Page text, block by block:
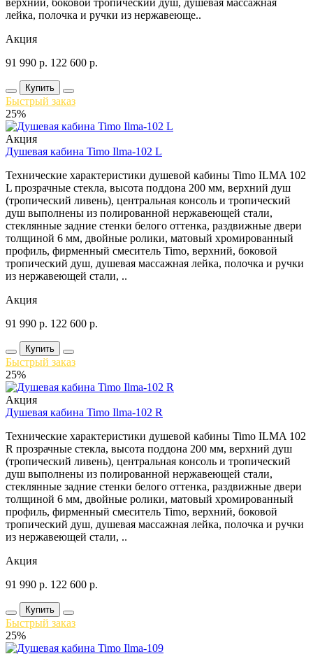
верхний, боковой тропический душ, душевая массажная
лейка, полочка и ручки из нержавеюще..
Акция
91 990 р. 122 600 р.
Купить
Быстрый заказ
25%
Акция
Душевая кабина Timo Ilma-102 L
Технические характеристики душевой кабины Timo ILMA 102
L прозрачные стекла, высота поддона 200 мм, верхний душ
(тропический ливень), центральная консоль и тропический
душ выполнены из полированной нержавеющей стали,
стеклянные задние стенки белого оттенка, раздвижные двери
толщиной 6 мм, двойные ролики, матовый хромированный
профиль, фирменный смеситель Timo, верхний, боковой
тропический душ, душевая массажная лейка, полочка и ручки
из нержавеющей стали, ..
Акция
91 990 р. 122 600 р.
Купить
Быстрый заказ
25%
Акция
Душевая кабина Timo Ilma-102 R
Технические характеристики душевой кабины Timo ILMA 102
R прозрачные стекла, высота поддона 200 мм, верхний душ
(тропический ливень), центральная консоль и тропический
душ выполнены из полированной нержавеющей стали,
стеклянные задние стенки белого оттенка, раздвижные двери
толщиной 6 мм, двойные ролики, матовый хромированный
профиль, фирменный смеситель Timo, верхний, боковой
тропический душ, душевая массажная лейка, полочка и ручки
из нержавеющей стали, ..
Акция
91 990 р. 122 600 р.
Купить
Быстрый заказ
25%